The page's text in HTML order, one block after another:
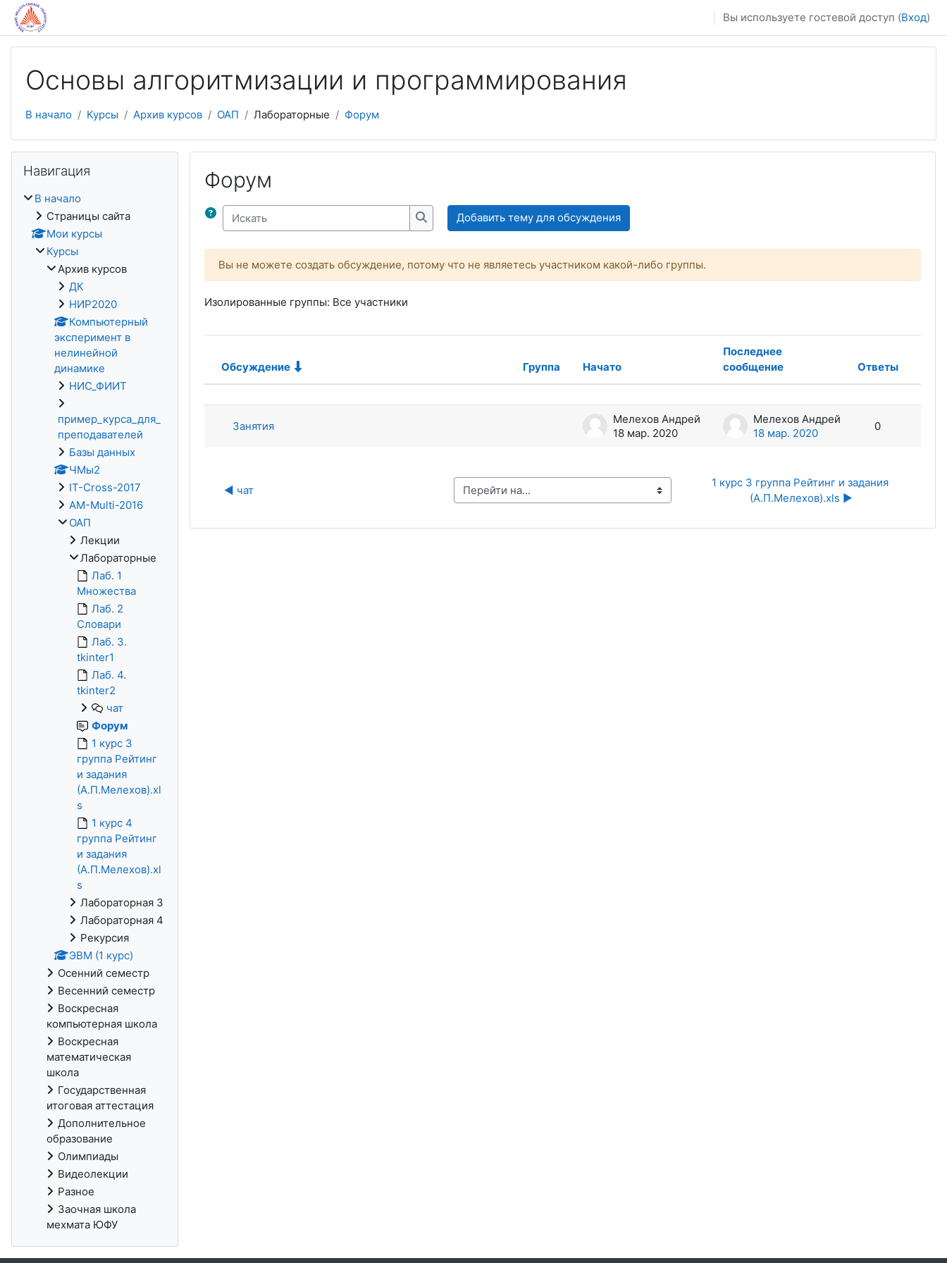
Перейти к основному содержанию
Вы используете гостевой доступ (Вход)
Основы алгоритмизации и программирования
В начало Курсы Архив курсов ОАП Лабораторные Форум
Форум
Искать
Искать
Добавить тему для обсуждения
Вы не можете создать обсуждение, потому что не являетесь участником какой-либо группы.
Изолированные группы: Все участники
Статус
Обсуждение Группа Начато
Последнее
сообщение
Ответы
Занятия
Мелехов Андрей
18 мар. 2020
Мелехов Андрей
18 мар. 2020
0
◀︎ чат Перейти на...
1 курс 3 группа Рейтинг и задания
(А.П.Мелехов).xls ▶︎
Навигация
В начало
Страницы сайта
Мои курсы
Курсы
Архив курсов
ДК
НИР2020
Компьютерный
эксперимент в
нелинейной
динамике
НИС_ФИИТ
пример_курса_для_
преподавателей
Базы данных
ЧМы2
IT-Cross-2017
AM-Multi-2016
ОАП
Лекции
Лабораторные
Лаб. 1
Множества
Лаб. 2
Словари
Лаб. 3.
tkinter1
Лаб. 4.
tkinter2
чат
Форум
1 курс 3
группа Рейтинг
и задания
(А.П.Мелехов).xl
s
1 курс 4
группа Рейтинг
и задания
(А.П.Мелехов).xl
s
Лабораторная 3
Лабораторная 4
Рекурсия
ЭВМ (1 курс)
Осенний семестр
Весенний семестр
Воскресная
компьютерная школа
Воскресная
математическая
школа
Государственная
итоговая аттестация
Дополнительное
образование
Олимпиады
Видеолекции
Разное
Заочная школа
мехмата ЮФУ